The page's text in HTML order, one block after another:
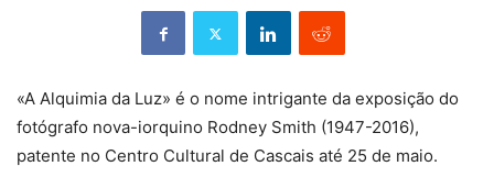
«A Alquimia da Luz» é o nome intrigante da exposição do
fotógrafo nova-iorquino Rodney Smith (1947-2016),
patente no Centro Cultural de Cascais até 25 de maio.